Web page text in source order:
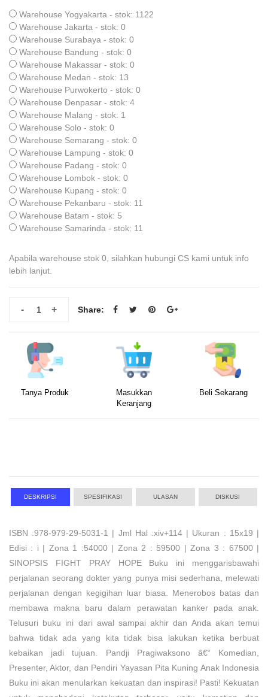
Warehouse Yogyakarta - stok: 1122
Warehouse Jakarta - stok: 0
Warehouse Surabaya - stok: 0
Warehouse Bandung - stok: 0
Warehouse Makassar - stok: 0
Warehouse Medan - stok: 13
Warehouse Purwokerto - stok: 0
Warehouse Denpasar - stok: 4
Warehouse Malang - stok: 1
Warehouse Solo - stok: 0
Warehouse Semarang - stok: 0
Warehouse Lampung - stok: 0
Warehouse Padang - stok: 0
Warehouse Lombok - stok: 0
Warehouse Kupang - stok: 0
Warehouse Pekanbaru - stok: 11
Warehouse Batam - stok: 5
Warehouse Samarinda - stok: 11
Apabila warehouse stok 0, silahkan hubungi CS kami untuk info
lebih lanjut.
+
- Share:
Tanya Produk
Masukkan
Keranjang
Beli Sekarang
DESKRIPSI SPESIFIKASI ULASAN DISKUSI
ISBN :978-979-29-5031-1 | Jml Hal :xiv+114 | Ukuran : 15x19 |
Edisi : i | Zona 1 :54000 | Zona 2 : 59500 | Zona 3 : 67500 |
SINOPSIS FIGHT PRAY HOPE Buku ini menggarisbawahi
perjalanan seorang dokter yang punya misi sederhana, melewati
perjalanan dengan kegigihan luar biasa. Menerobos batas dan
membawa makna baru dalam perawatan kanker pada anak.
Telusuri buku ini dari awal sampai akhir dan Anda akan temui
bahwa tidak ada yang kita tidak bisa lakukan ketika berbuat
kebaikan jadi tujuan. Pandji Pragiwaksono â€“ Komedian,
Presenter, Aktor, dan Pendiri Yayasan Pita Kuning Anak Indonesia
Buku ini akan menularkan kekuatan dan inspirasi! Pasti! Kekuatan